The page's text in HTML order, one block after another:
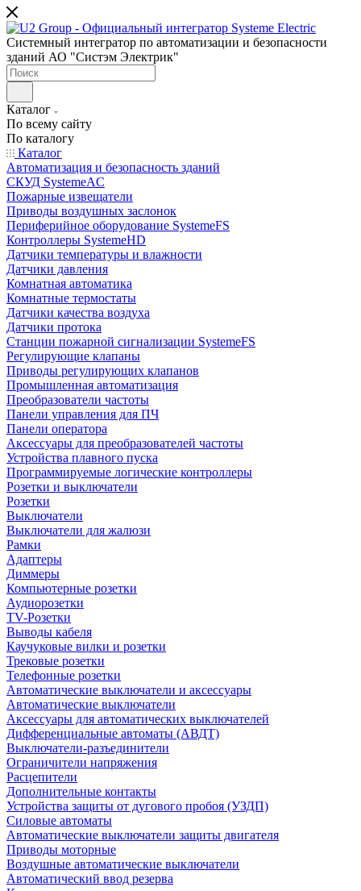
Системный интегратор по автоматизации и безопасности
зданий АО "Систэм Электрик"
Каталог
По всему сайту
По каталогу
Каталог
Автоматизация и безопасность зданий
СКУД SystemeAC
Пожарные извещатели
Приводы воздушных заслонок
Периферийное оборудование SystemeFS
Контроллеры SystemeHD
Датчики температуры и влажности
Датчики давления
Комнатная автоматика
Комнатные термостаты
Датчики качества воздуха
Датчики протока
Станции пожарной сигнализации SystemeFS
Регулирующие клапаны
Приводы регулирующих клапанов
Промышленная автоматизация
Преобразователи частоты
Панели управления для ПЧ
Панели оператора
Аксессуары для преобразователей частоты
Устройства плавного пуска
Программируемые логические контроллеры
Розетки и выключатели
Розетки
Выключатели
Выключатели для жалюзи
Рамки
Адаптеры
Диммеры
Компьютерные розетки
Аудиорозетки
TV-Розетки
Выводы кабеля
Каучуковые вилки и розетки
Трековые розетки
Телефонные розетки
Автоматические выключатели и аксессуары
Автоматические выключатели
Аксессуары для автоматических выключателей
Дифференциальные автоматы (АВДТ)
Выключатели-разъединители
Ограничители напряжения
Расцепители
Дополнительные контакты
Устройства защиты от дугового пробоя (УЗДП)
Силовые автоматы
Автоматические выключатели защиты двигателя
Приводы моторные
Воздушные автоматические выключатели
Автоматический ввод резерва